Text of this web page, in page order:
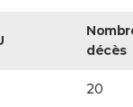
décès
20